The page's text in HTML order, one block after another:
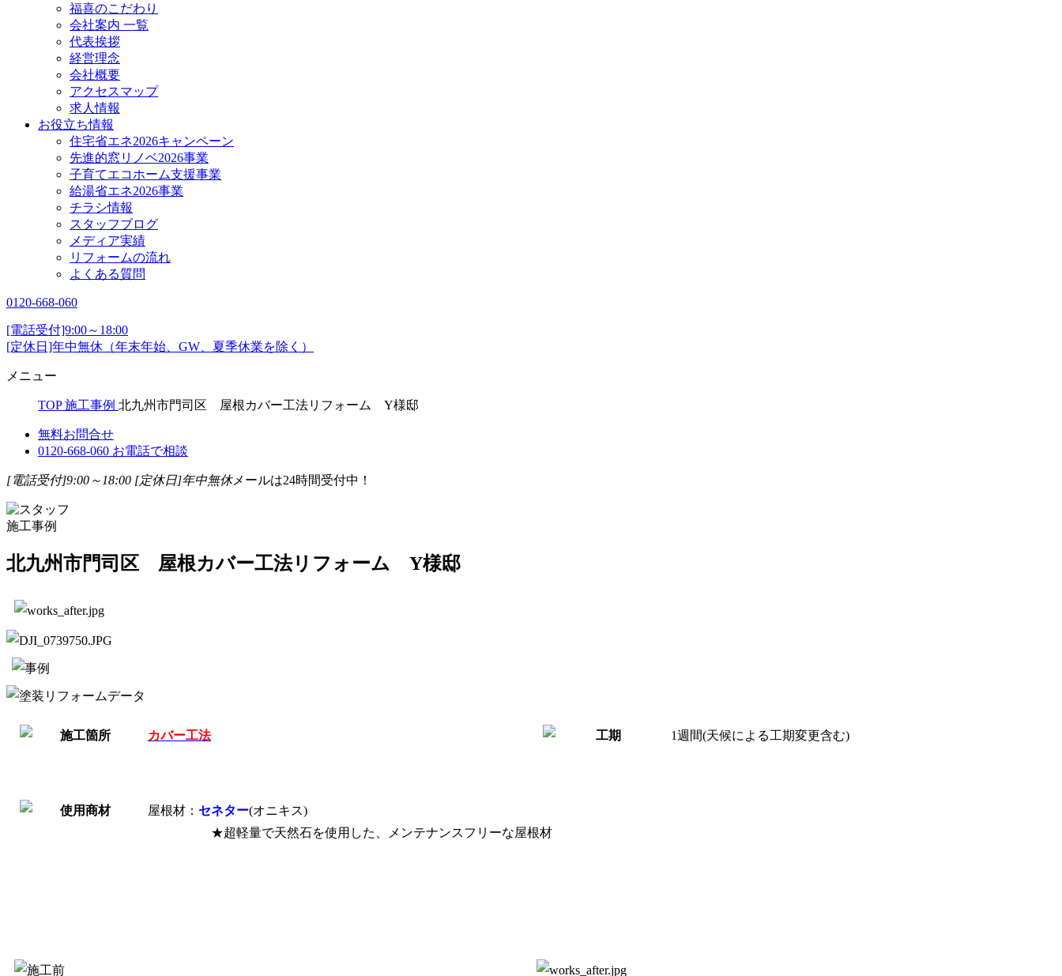
福喜のこだわり
会社案内 一覧
代表挨拶
経営理念
会社概要
アクセスマップ
求人情報
お役立ち情報
住宅省エネ2026キャンペーン
先進的窓リノベ2026事業
子育てエコホーム支援事業
給湯省エネ2026事業
チラシ情報
スタッフブログ
メディア実績
リフォームの流れ
よくある質問
0120-668-060
[電話受付]9:00～18:00
[定休日]年中無休（年末年始、GW、夏季休業を除く）
メニュー
TOP 施工事例 北九州市門司区 屋根カバー工法リフォーム Y様邸
無料お問合せ
0120-668-060 お電話で相談
[電話受付]9:00～18:00 [定休日]年中無休メールは24時間受付中！
施工事例
北九州市門司区 屋根カバー工法リフォーム Y様邸
カバー工法 1週間(天候による工期変更含む)
屋根材： セネター(オニキス)
★超軽量で天然石を使用した、メンテナンスフリーな屋根材